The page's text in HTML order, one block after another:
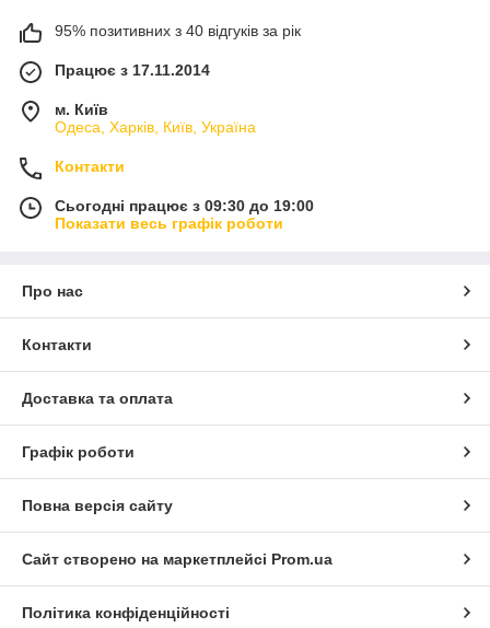
95% позитивних з 40 відгуків за рік
Працює з 17.11.2014
м. Київ
Одеса, Харків, Київ, Україна
Контакти
Сьогодні працює з 09:30 до 19:00
Показати весь графік роботи
Про нас
Контакти
Доставка та оплата
Графік роботи
Повна версія сайту
Сайт створено на маркетплейсі Prom.ua
Політика конфіденційності